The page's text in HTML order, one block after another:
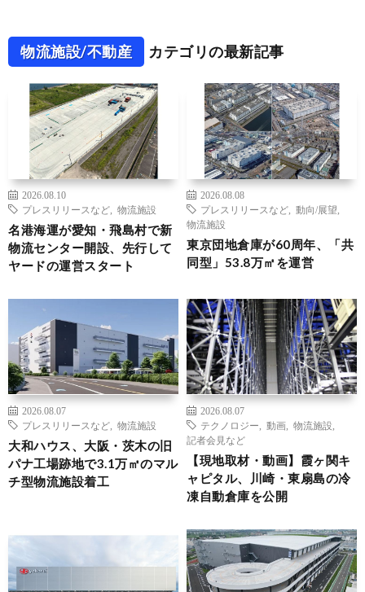
物流施設/不動産 カテゴリの最新記事
2026.08.10
プレスリリースなど
物流施設
名港海運が愛知・飛島村で新
物流センター開設、先行して
ヤードの運営スタート
2026.08.08
プレスリリースなど
動向/展望
物流施設
東京団地倉庫が60周年、「共
同型」53.8万㎡を運営
2026.08.07
プレスリリースなど
物流施設
大和ハウス、大阪・茨木の旧
パナ工場跡地で3.1万㎡のマル
チ型物流施設着工
2026.08.07
テクノロジー
動画 物流施設
記者会見など
【現地取材・動画】霞ヶ関キ
ャピタル、川崎・東扇島の冷
凍自動倉庫を公開